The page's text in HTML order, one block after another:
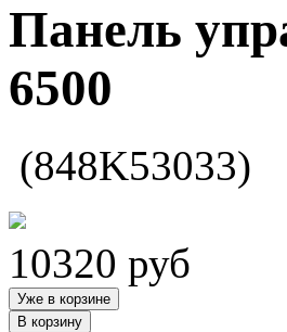
Панель
6500
(848K53033)
10320 руб
Уже в корзине
В корзину